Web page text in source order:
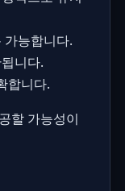
가능합니다.
니다.
합니다.
할 가능성이